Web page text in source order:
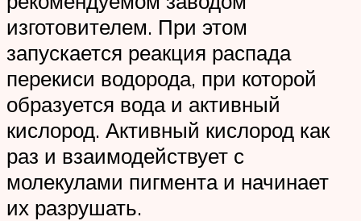
изготовителем. При этом
запускается реакция распада
перекиси водорода, при которой
образуется вода и активный
кислород. Активный кислород как
раз и взаимодействует с
молекулами пигмента и начинает
их разрушать.